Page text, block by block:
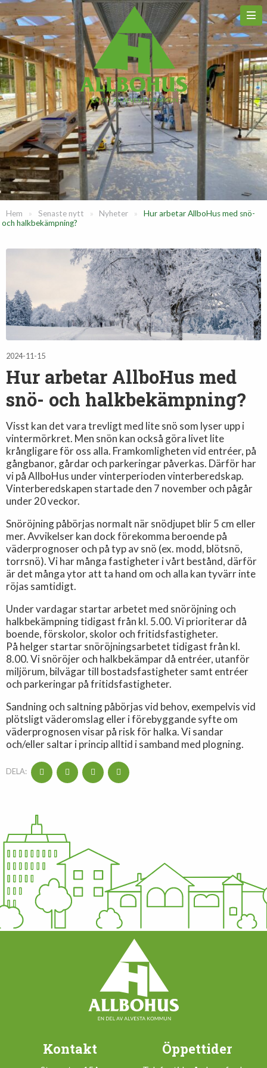
Hem » Senaste nytt » Nyheter »
Hur arbetar AllboHus med snö-
och halkbekämpning?
2024-11-15
Hur arbetar AllboHus med
snö- och halkbekämpning?
Visst kan det vara trevligt med lite snö som lyser upp i
vintermörkret. Men snön kan också göra livet lite
krångligare för oss alla. Framkomligheten vid entréer, på
gångbanor, gårdar och parkeringar påverkas. Därför har
vi på AllboHus under vinterperioden vinterberedskap.
Vinterberedskapen startade den 7 november och pågår
under 20 veckor.
Snöröjning påbörjas normalt när snödjupet blir 5 cm eller
mer. Avvikelser kan dock förekomma beroende på
väderprognoser och på typ av snö (ex. modd, blötsnö,
torrsnö). Vi har många fastigheter i vårt bestånd, därför
är det många ytor att ta hand om och alla kan tyvärr inte
röjas samtidigt.
Under vardagar startar arbetet med snöröjning och
halkbekämpning tidigast från kl. 5.00. Vi prioriterar då
boende, förskolor, skolor och fritidsfastigheter.
På helger startar snöröjningsarbetet tidigast från kl.
8.00. Vi snöröjer och halkbekämpar då entréer, utanför
miljörum, bilvägar till bostadsfastigheter samt entréer
och parkeringar på fritidsfastigheter.
Sandning och saltning påbörjas vid behov, exempelvis vid
plötsligt väderomslag eller i förebyggande syfte om
väderprognosen visar på risk för halka. Vi sandar
och/eller saltar i princip alltid i samband med plogning.
DELA:
Kontakt Öppettider